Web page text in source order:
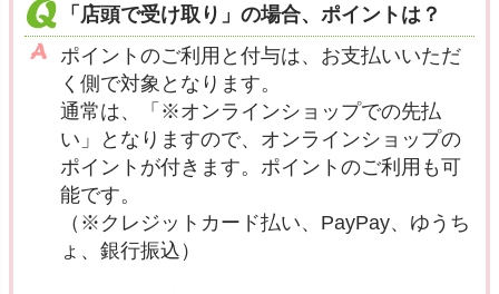
「店頭で受け取り」の場合、ポイントは？
ポイントのご利用と付与は、お支払いいただ
く側で対象となります。
通常は、「※オンラインショップでの先払
い」となりますので、オンラインショップの
ポイントが付きます。ポイントのご利用も可
能です。
（※クレジットカード払い、PayPay、ゆうち
ょ、銀行振込）